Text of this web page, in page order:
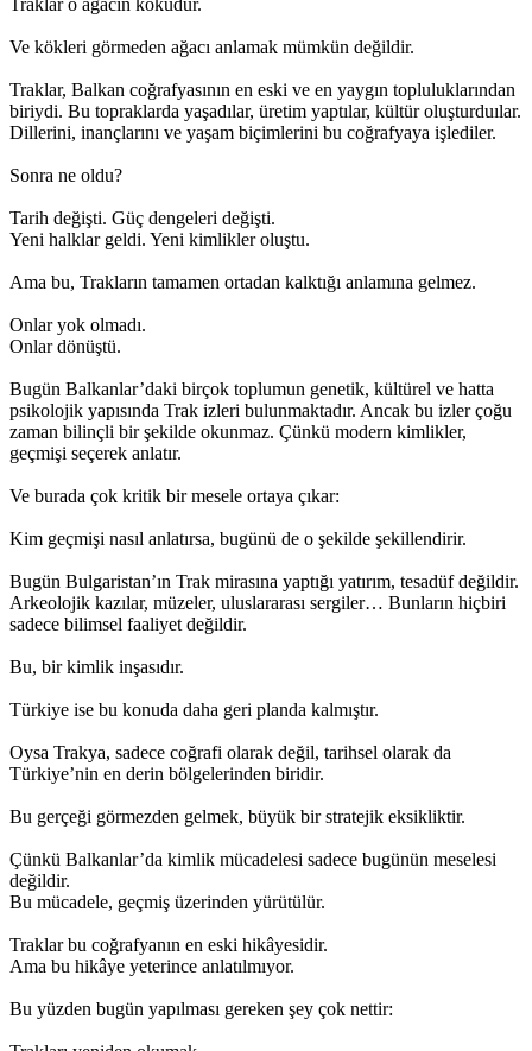
Traklar o ağacın köküdür.
Ve kökleri görmeden ağacı anlamak mümkün değildir.
Traklar, Balkan coğrafyasının en eski ve en yaygın topluluklarından
biriydi. Bu topraklarda yaşadılar, üretim yaptılar, kültür oluşturduılar.
Dillerini, inançlarını ve yaşam biçimlerini bu coğrafyaya işlediler.
Sonra ne oldu?
Tarih değişti. Güç dengeleri değişti.
Yeni halklar geldi. Yeni kimlikler oluştu.
Ama bu, Trakların tamamen ortadan kalktığı anlamına gelmez.
Onlar yok olmadı.
Onlar dönüştü.
Bugün Balkanlar’daki birçok toplumun genetik, kültürel ve hatta
psikolojik yapısında Trak izleri bulunmaktadır. Ancak bu izler çoğu
zaman bilinçli bir şekilde okunmaz. Çünkü modern kimlikler,
geçmişi seçerek anlatır.
Ve burada çok kritik bir mesele ortaya çıkar:
Kim geçmişi nasıl anlatırsa, bugünü de o şekilde şekillendirir.
Bugün Bulgaristan’ın Trak mirasına yaptığı yatırım, tesadüf değildir.
Arkeolojik kazılar, müzeler, uluslararası sergiler… Bunların hiçbiri
sadece bilimsel faaliyet değildir.
Bu, bir kimlik inşasıdır.
Türkiye ise bu konuda daha geri planda kalmıştır.
Oysa Trakya, sadece coğrafi olarak değil, tarihsel olarak da
Türkiye’nin en derin bölgelerinden biridir.
Bu gerçeği görmezden gelmek, büyük bir stratejik eksikliktir.
Çünkü Balkanlar’da kimlik mücadelesi sadece bugünün meselesi
değildir.
Bu mücadele, geçmiş üzerinden yürütülür.
Traklar bu coğrafyanın en eski hikâyesidir.
Ama bu hikâye yeterince anlatılmıyor.
Bu yüzden bugün yapılması gereken şey çok nettir: